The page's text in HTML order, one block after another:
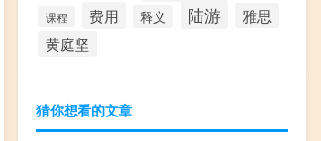
课程 费用 释义 陆游 雅思
黄庭坚
猜你想看的文章